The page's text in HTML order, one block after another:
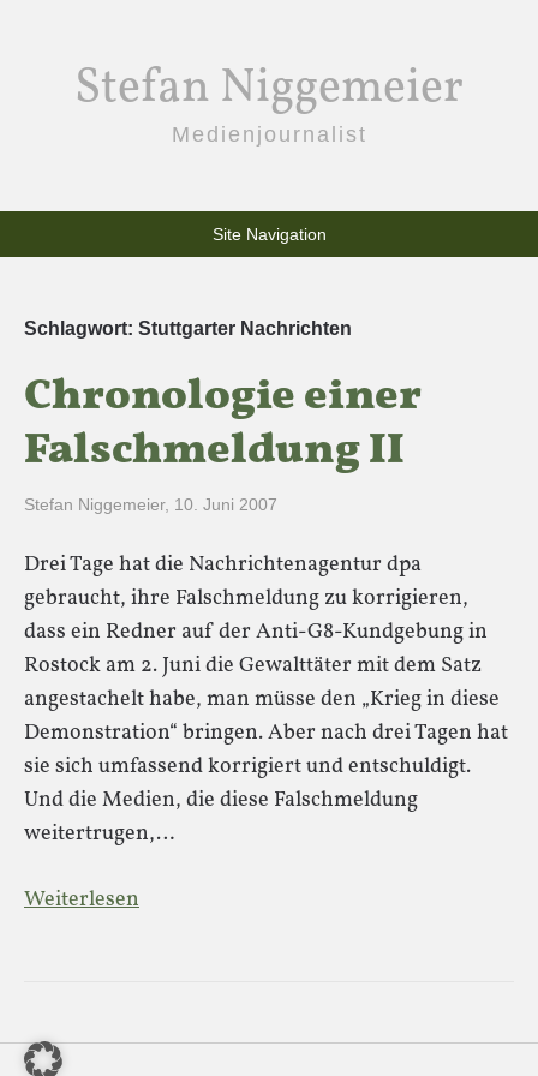
Stefan Niggemeier
Medienjournalist
Site Navigation
Schlagwort: Stuttgarter Nachrichten
Chronologie einer
Falschmeldung II
Stefan Niggemeier, 10. Juni 2007
Drei Tage hat die Nachrichtenagentur dpa
gebraucht, ihre Falschmeldung zu korrigieren,
dass ein Redner auf der Anti-G8-Kundgebung in
Rostock am 2. Juni die Gewalttäter mit dem Satz
angestachelt habe, man müsse den „Krieg in diese
Demonstration“ bringen. Aber nach drei Tagen hat
sie sich umfassend korrigiert und entschuldigt.
Und die Medien, die diese Falschmeldung
weitertrugen,…
Weiterlesen